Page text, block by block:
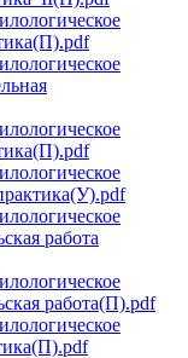
работа
работа(П).pdf